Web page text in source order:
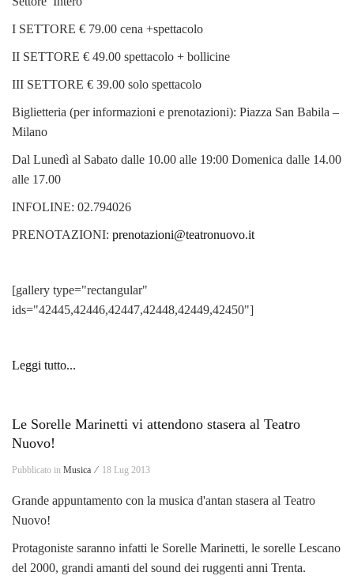
I SETTORE € 79.00 cena +spettacolo
II SETTORE € 49.00 spettacolo + bollicine
III SETTORE € 39.00 solo spettacolo
Biglietteria (per informazioni e prenotazioni): Piazza San Babila –
Milano
Dal Lunedì al Sabato dalle 10.00 alle 19:00 Domenica dalle 14.00
alle 17.00
INFOLINE: 02.794026
PRENOTAZIONI: prenotazioni@teatronuovo.it
[gallery type="rectangular"
ids="42445,42446,42447,42448,42449,42450"]
Leggi tutto...
Le Sorelle Marinetti vi attendono stasera al Teatro
Nuovo!
Pubblicato in Musica ⁄ 18 Lug 2013
Grande appuntamento con la musica d'antan stasera al Teatro
Nuovo!
Protagoniste saranno infatti le Sorelle Marinetti, le sorelle Lescano
del 2000, grandi amanti del sound dei ruggenti anni Trenta.